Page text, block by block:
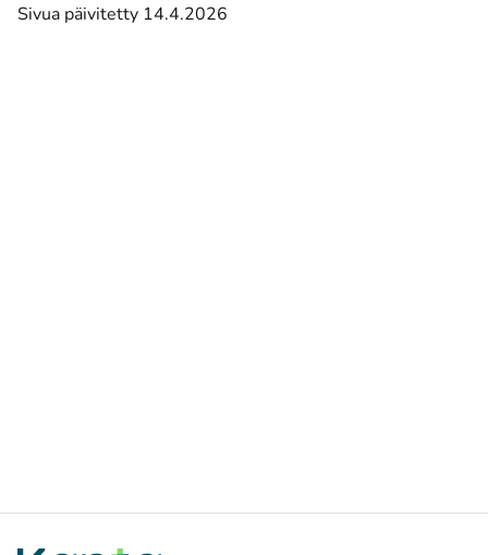
Sivua päivitetty 14.4.2026